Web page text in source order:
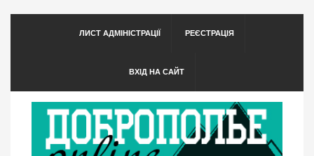
ЛИСТ АДМІНІСТРАЦІЇ РЕЄСТРАЦІЯ
ВХІД НА САЙТ